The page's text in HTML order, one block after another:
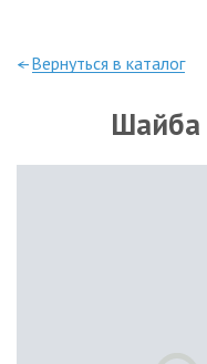
—Вернуться в каталог